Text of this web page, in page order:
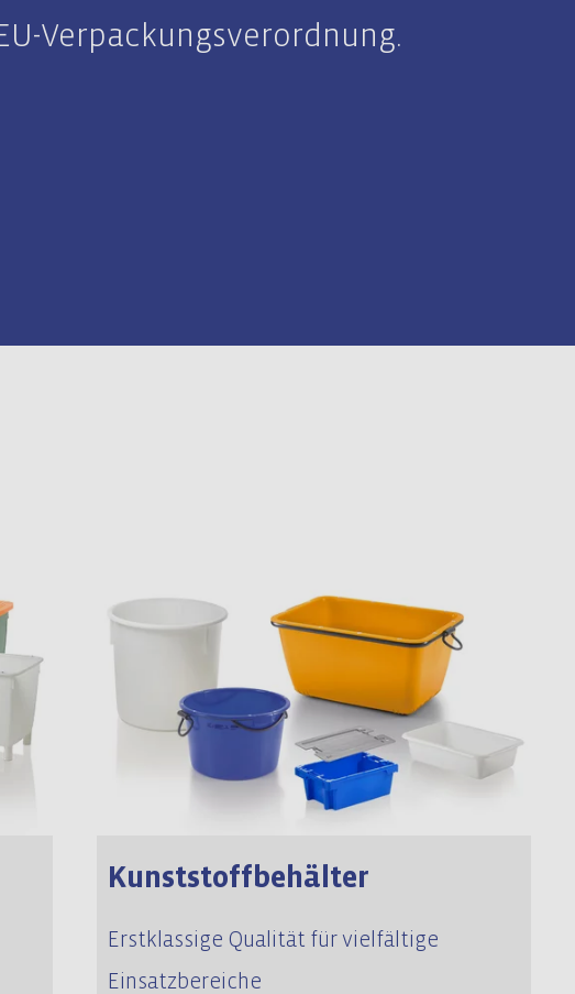
Verpackungsverordnung.
Kunststoffbehälter
Erstklassige Qualität für vielfältige
Einsatzbereiche